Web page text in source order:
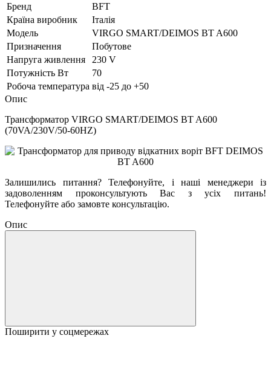
Бренд
BFT
Країна виробник
Італія
Модель
VIRGO SMART/DEIMOS BT A600
Призначення
Побутове
Напруга живлення
230 V
Потужність Вт
70
Робоча температура від -25 до +50
Опис
Трансформатор VIRGO SMART/DEIMOS BT A600
(70VA/230V/50-60HZ)
Залишились питання? Телефонуйте, і наші менеджери із
задоволенням проконсультують Вас з усіх питань!
Телефонуйте або замовте консультацію.
Опис
Поширити у соцмережах